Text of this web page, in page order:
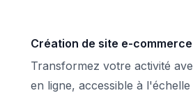
Création de site e-commerce
Transformez votre activité
en ligne, accessible à